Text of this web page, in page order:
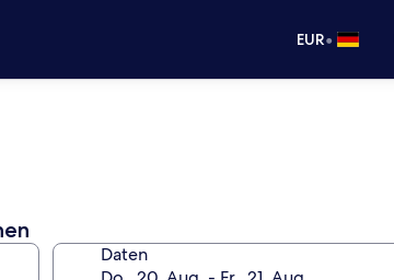
EUR•
Daten